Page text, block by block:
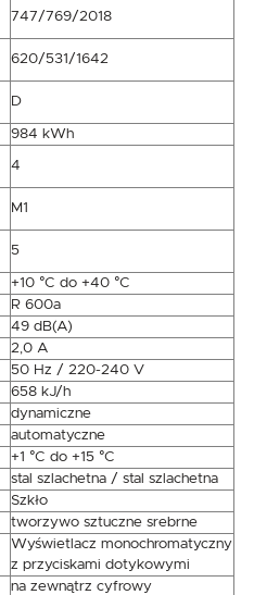
747/769/2018
620/531/1642
D
984 kWh
4
M1
5
+10 °C do +40 °C
R 600a
49 dB(A)
2,0 A
50 Hz / 220-240 V
658 kJ/h
dynamiczne
automatyczne
+1 °C do +15 °C
stal szlachetna / stal szlachetna
Szkło
tworzywo sztuczne srebrne
Wyświetlacz monochromatyczny
z przyciskami dotykowymi
na zewnątrz cyfrowy